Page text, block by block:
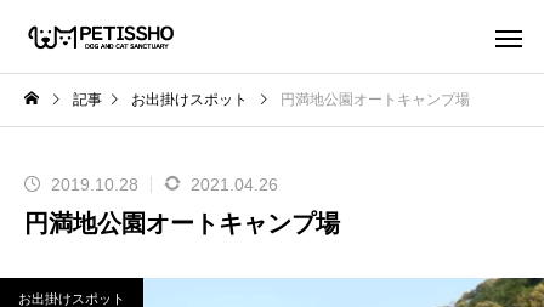
記事 お出掛けスポット 円満地公園オートキャンプ場
2019.10.28 2021.04.26
円満地公園オートキャンプ場
お出掛けスポット